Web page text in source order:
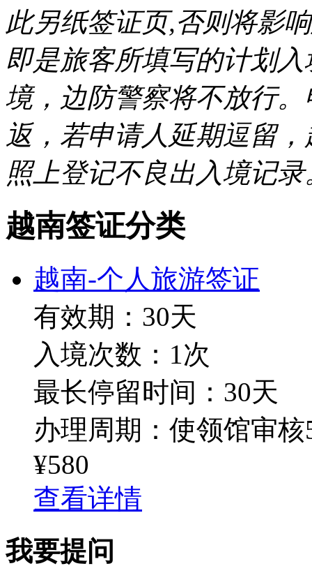
此另纸签证页,否则将影
即是旅客所填写的计划
境，边防警察将不放行
返，若申请人延期逗留
照上登记不良出入境记录
越南签证分类
越南-个人旅游签证
有效期：30天
入境次数：1次
最长停留时间：30天
办理周期：使领馆审
¥580
查看详情
我要提问